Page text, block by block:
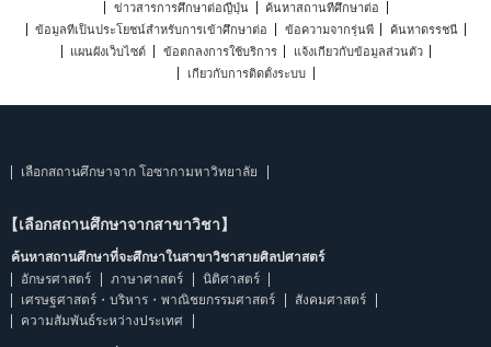
ข่าวสารการศึกษาต่อญี่ปุ่น
ค้นหาสถานที่ศึกษาต่อ
ข้อมูลที่เป็นประโยชน์สำหรับการเข้าศึกษาต่อ
ข้อความจากรุ่นพี่
ค้นหาดรรชนี
แผนผังเว็บไซต์
ข้อตกลงการใช้บริการ
แจ้งเกี่ยวกับข้อมูลส่วนตัว
เกี่ยวกับการติดตั้งระบบ
เลือกสถานศึกษาจาก โอซากามหาวิทยาลัย
【เลือกสถานศึกษาจากสาขาวิชา】
ค้นหาสถานศึกษาที่จะศึกษาในสาขาวิชาสายศิลปศาสตร์
อักษรศาสตร์
ภาษาศาสตร์
นิติศาสตร์
เศรษฐศาสตร์・บริหาร・พาณิชยกรรมศาสตร์
สังคมศาสตร์
ความสัมพันธ์ระหว่างประเทศ